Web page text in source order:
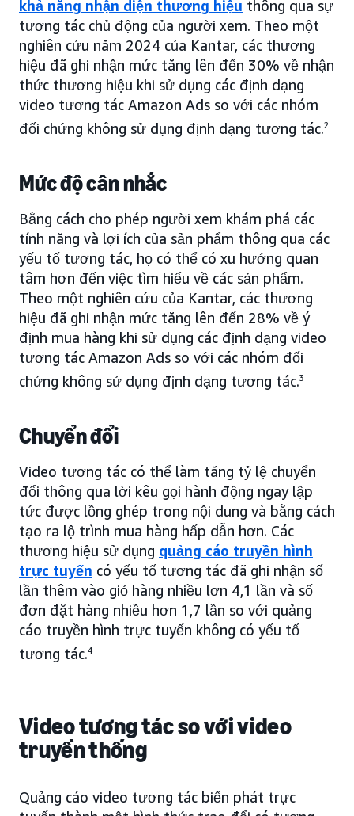
khả năng nhận diện thương hiệu thông qua sự
tương tác chủ động của người xem. Theo một
nghiên cứu năm 2024 của Kantar, các thương
hiệu đã ghi nhận mức tăng lên đến 30% về nhận
thức thương hiệu khi sử dụng các định dạng
video tương tác Amazon Ads so với các nhóm
đối chứng không sử dụng định dạng tương tác.2
Mức độ cân nhắc
Bằng cách cho phép người xem khám phá các
tính năng và lợi ích của sản phẩm thông qua các
yếu tố tương tác, họ có thể có xu hướng quan
tâm hơn đến việc tìm hiểu về các sản phẩm.
Theo một nghiên cứu của Kantar, các thương
hiệu đã ghi nhận mức tăng lên đến 28% về ý
định mua hàng khi sử dụng các định dạng video
tương tác Amazon Ads so với các nhóm đối
chứng không sử dụng định dạng tương tác.3
Chuyển đổi
Video tương tác có thể làm tăng tỷ lệ chuyển
đổi thông qua lời kêu gọi hành động ngay lập
tức được lồng ghép trong nội dung và bằng cách
tạo ra lộ trình mua hàng hấp dẫn hơn. Các
thương hiệu sử dụng quảng cáo truyền hình
trực tuyến có yếu tố tương tác đã ghi nhận số
lần thêm vào giỏ hàng nhiều lơn 4,1 lần và số
đơn đặt hàng nhiều hơn 1,7 lần so với quảng
cáo truyền hình trực tuyến không có yếu tố
tương tác.4
Video tương tác so với video
truyền thống
Quảng cáo video tương tác biến phát trực